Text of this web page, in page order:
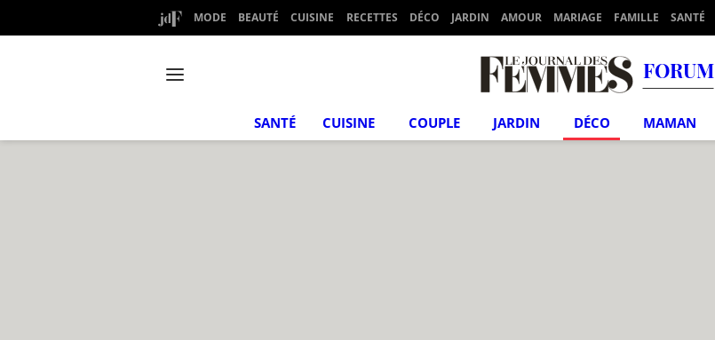
MODE BEAUTÉ CUISINE RECETTES DÉCO JARDIN AMOUR MARIAGE FAMILLE SANTÉ
FORUM
SANTÉ CUISINE COUPLE JARDIN DÉCO MAMAN